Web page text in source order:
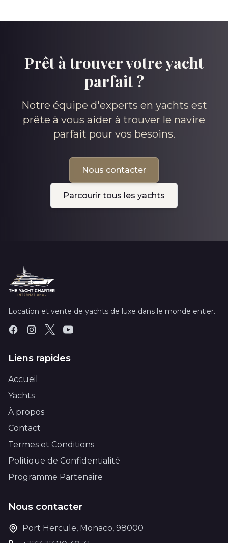
Prêt à trouver votre yacht
parfait ?
Notre équipe d'experts en yachts est
prête à vous aider à trouver le navire
parfait pour vos besoins.
Nous contacter
Parcourir tous les yachts
Location et vente de yachts de luxe dans le monde entier.
Liens rapides
Accueil
Yachts
À propos
Contact
Termes et Conditions
Politique de Confidentialité
Programme Partenaire
Nous contacter
Port Hercule, Monaco, 98000